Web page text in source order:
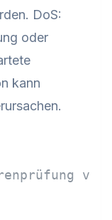
DoS:
oder
kann
vor